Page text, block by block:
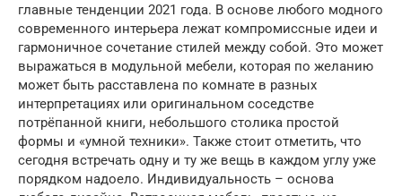
главные тенденции 2021 года. В основе любого модного
современного интерьера лежат компромиссные идеи и
гармоничное сочетание стилей между собой. Это может
выражаться в модульной мебели, которая по желанию
может быть расставлена по комнате в разных
интерпретациях или оригинальном соседстве
потрёпанной книги, небольшого столика простой
формы и «умной техники». Также стоит отметить, что
сегодня встречать одну и ту же вещь в каждом углу уже
порядком надоело. Индивидуальность – основа